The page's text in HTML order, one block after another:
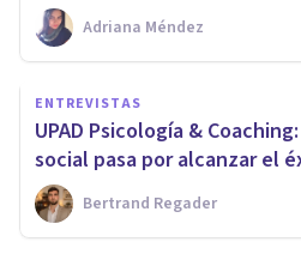
Adriana Méndez
ENTREVISTAS
UPAD Psicología &
social pasa por alcanzar el
Bertrand Regader